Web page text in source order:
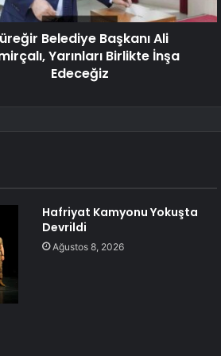
Belediye Başkanı Ali
Yarınları Birlikte İnşa
Edeceğiz
Hafriyat Kamyonu Yokuşta
Devrildi
Ağustos 8, 2026